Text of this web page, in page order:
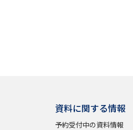
資料に関する情報
予約受付中の資料情報